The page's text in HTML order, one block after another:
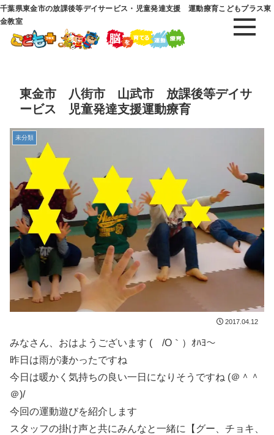
千葉県東金市の放課後等デイサービス・児童発達支援 運動療育こどもプラス東
金教室
東金市 八街市 山武市 放課後等デイサ
ービス 児童発達支援運動療育
未分類
2017.04.12
みなさん、おはようございます ( /O｀）ｵﾊﾖ～
昨日は雨が凄かったですね
今日は暖かく気持ちの良い一日になりそうですね (＠＾＾
＠)/
今回の運動遊びを紹介します
スタッフの掛け声と共にみんなと一緒に【グー、チョキ、